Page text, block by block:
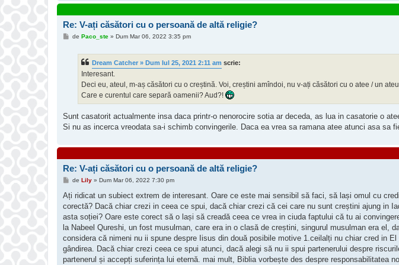
Re: V-ați căsători cu o persoană de altă religie?
Mde Paco_ste» Dum Mar 06, 2022 3:35 pm
Dream Catcher » Dum Iul 25, 2021 2:11 am scrie:
Interesant.
Deci eu, ateul, m-aș căsători cu o creștină. Voi, creștini amîndoi, nu v-ați căsători cu o atee / un
Care e curentul care separă oamenii? Aud?!
Sunt casatorit actualmente insa daca printr-o nenorocire sotia ar deceda, as lua in casatorie o
Si nu as incerca vreodata sa-i schimb convingerile. Daca ea vrea sa ramana atee atunci asa sa
Re: V-ați căsători cu o persoană de altă religie?
M
s
a
j
de Lily» Dum Mar 06, 2022 7:30 pm
Ați ridicat un subiect extrem de interesant. Oare ce este mai sensibil să faci, să lași omul cu
corectă? Dacă chiar crezi in ceea ce spui, dacă chiar crezi că cei care nu sunt creștini ajung in
asta soției? Oare este corect să o lași să creadă ceea ce vrea in ciuda faptului că tu ai
la Nabeel Qureshi, un fost musulman, care era in o clasă de creștini, singurul musulman era el,
considera că nimeni nu ii spune despre Iisus din două posibile motive 1.ceilalți nu chiar cred in
gândirea. Dacă chiar crezi ceea ce spui atunci, dacă alegi să nu ii spui partenerului despre
partenerul și accepți suferința lui eternă. mai mult, Biblia vorbește des despre responsabilitatea